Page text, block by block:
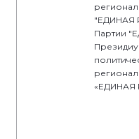
"ЕДИНАЯ
Партии
«ЕДИНАЯ